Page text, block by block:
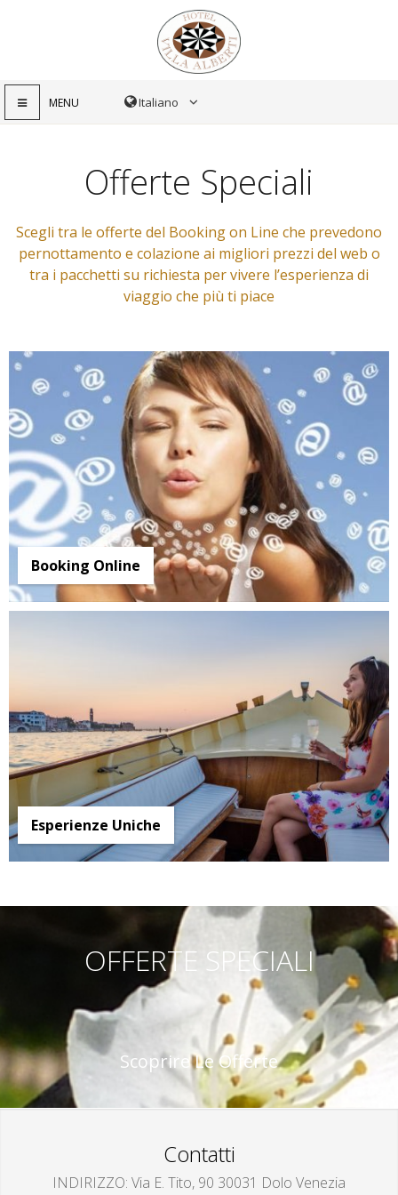
MENU
Offerte Speciali
Scegli tra le offerte del Booking on Line che prevedono
pernottamento e colazione ai migliori prezzi del web o
tra i pacchetti su richiesta per vivere l’esperienza di
viaggio che più ti piace
Booking Online
Esperienze Uniche
OFFERTE SPECIALI
Scoprire Le Offerte
Contatti
INDIRIZZO Via E. Tito, 90 30031 Dolo Venezia